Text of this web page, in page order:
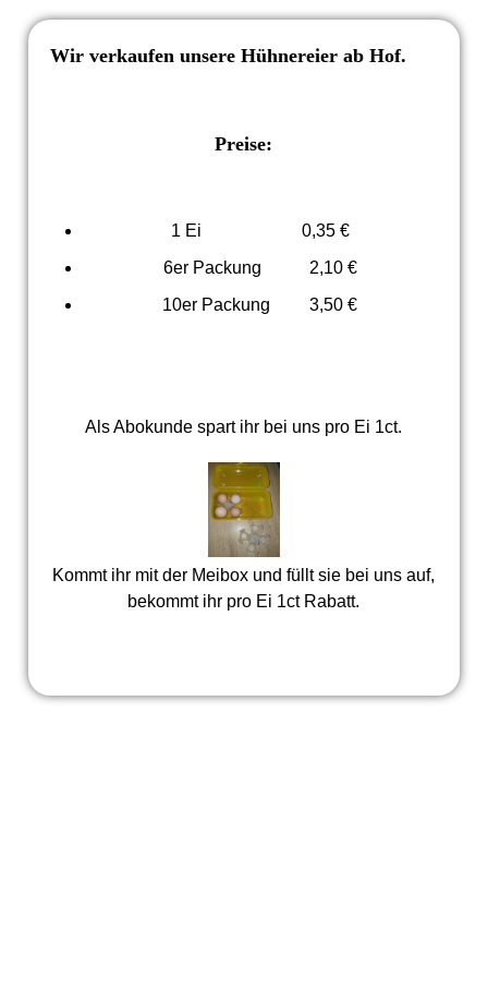
Wir verkaufen unsere Hühnereier ab Hof.
Preise:
1 Ei 0,35 €
6er Packung 2,10 €
10er Packung 3,50 €
Als Abokunde spart ihr bei uns pro Ei 1ct.
Kommt ihr mit der Meibox und füllt sie bei uns auf,
bekommt ihr pro Ei 1ct Rabatt.